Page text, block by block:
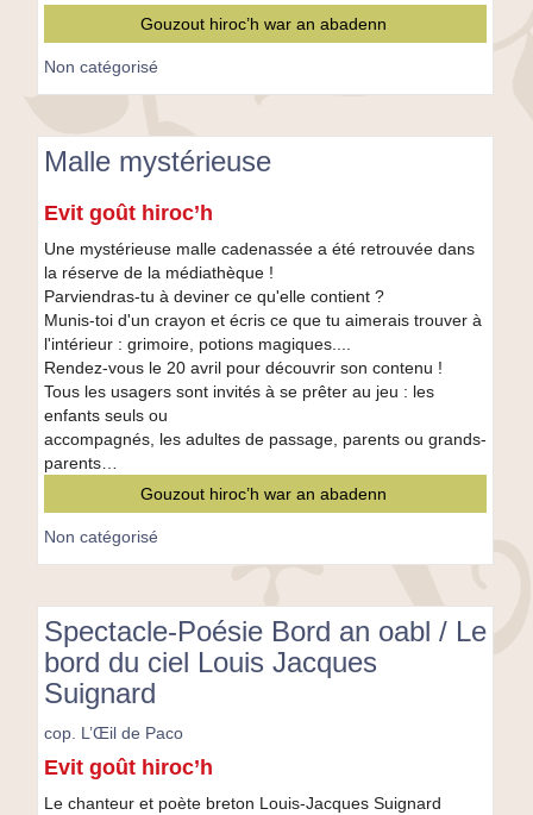
Gouzout hiroc’h war an abadenn
Non catégorisé
Malle mystérieuse
mystérieuse
Evit goût hiroc’h
Une mystérieuse malle cadenassée a été retrouvée dans
la réserve de la médiathèque !
Parviendras-tu à deviner ce qu'elle contient ?
Munis-toi d'un crayon et écris ce que tu aimerais trouver à
l'intérieur : grimoire, potions magiques....
Rendez-vous le 20 avril pour découvrir son contenu !
Tous les usagers sont invités à se prêter au jeu : les
enfants seuls ou
accompagnés, les adultes de passage, parents ou grands-
parents…
Gouzout hiroc’h war an abadenn
Non catégorisé
Spectacle-Poésie Bord an oabl / Le
bord du ciel Louis Jacques
Suignard
cop. L’Œil de Paco
Spectacle-
Poésie
Bord
Evit goût hiroc’h
Le chanteur et poète breton Louis-Jacques Suignard